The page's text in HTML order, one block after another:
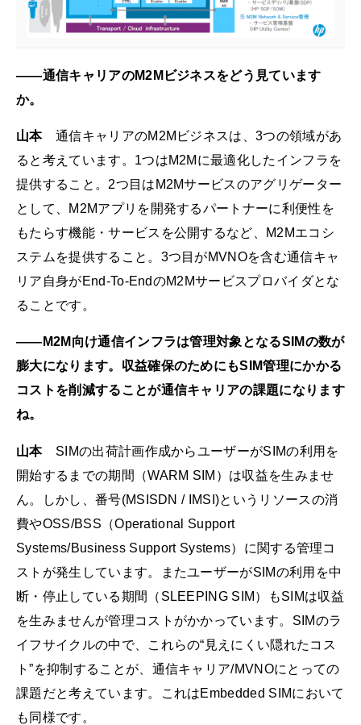
――通信キャリアのM2Mビジネスをどう見ています
か。
山本通信キャリアのM2Mビジネスは、3つの領域があ
ると考えています。1つはM2Mに最適化したインフラを
提供すること。2つ目はM2Mサービスのアグリゲーター
として、M2Mアプリを開発するパートナーに利便性を
もたらす機能・サービスを公開するなど、M2Mエコシ
ステムを提供すること。3つ目がMVNOを含む通信キャ
リア自身がEnd-To-EndのM2Mサービスプロバイダとな
ることです。
――M2M向け通信インフラは管理対象となるSIMの数が
膨大になります。収益確保のためにもSIM管理にかかる
コストを削減することが通信キャリアの課題になります
ね。
山本SIMの出荷計画作成からユーザーがSIMの利用を
開始するまでの期間（WARM SIM）は収益を生みませ
ん。しかし、番号(MSISDN / IMSI)というリソースの消
費やOSS/BSS（Operational Support
Systems/Business Support Systems）に関する管理コ
ストが発生しています。またユーザーがSIMの利用を中
断・停止している期間（SLEEPING SIM）もSIMは収益
を生みませんが管理コストがかかっています。SIMのラ
イフサイクルの中で、これらの“見えにくい隠れたコス
ト”を抑制することが、通信キャリア/MVNOにとっての
課題だと考えています。これはEmbedded SIMにおいて
も同様です。